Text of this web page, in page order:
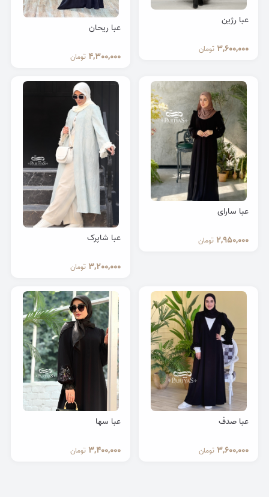
عبا رژین
3,600,000 تومان
عبا ریحان
4,300,000 تومان
عبا سارای
2,950,000 تومان عبا شاپرک
3,200,000 تومان
عبا صدف
3,600,000 تومان
عبا سها
3,400,000 تومان